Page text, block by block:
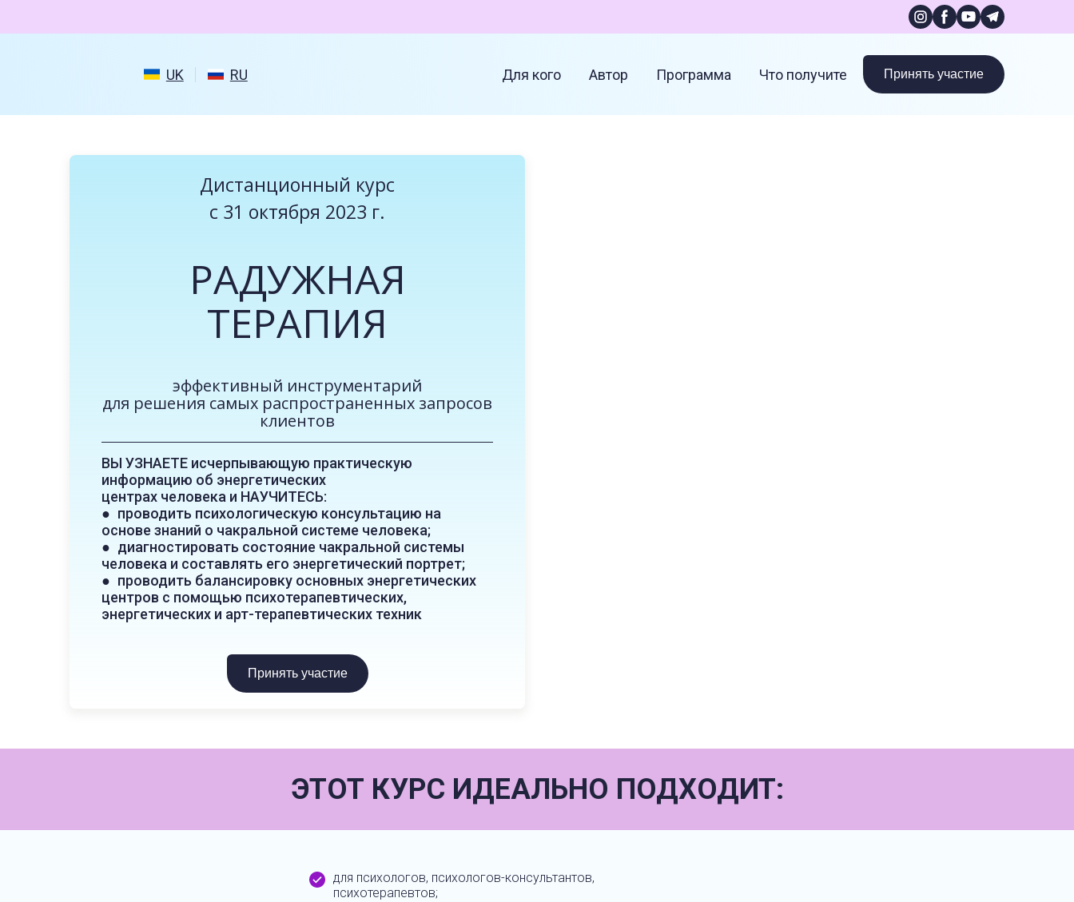
UK RU Для кого Автор Программа Что получите Принять участие
Дистанционный курс
с 31 октября 2023 г.
РАДУЖНАЯ
ТЕРАПИЯ
эффективный инструментарий
для решения самых распространенных запросов
клиентов
ВЫ УЗНАЕТЕ исчерпывающую практическую
информацию об энергетических
центрах человека и НАУЧИТЕСЬ:
● проводить психологическую консультацию на
основе знаний о чакральной системе человека;
● диагностировать состояние чакральной системы
человека и составлять его энергетический портрет;
● проводить балансировку основных энергетических
центров с помощью психотерапевтических,
энергетических и арт-терапевтических техник
Принять участие
ЭТОТ КУРС ИДЕАЛЬНО ПОДХОДИТ:
для психологов, психологов-консультантов,
психотерапевтов;